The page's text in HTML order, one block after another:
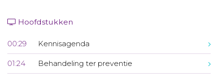
Hoofdstukken
00:29 Kennisagenda
01:24 Behandeling ter preventie